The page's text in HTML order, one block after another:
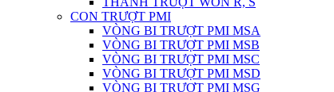
CON TRƯỢT PMI
VÒNG BI TRƯỢT PMI MSA
VÒNG BI TRƯỢT PMI MSB
VÒNG BI TRƯỢT PMI MSC
VÒNG BI TRƯỢT PMI MSD
VÒNG BI TRƯỢT PMI MSG